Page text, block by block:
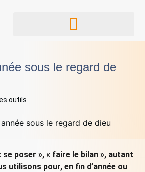
sous le regard de
outils
se poser », « faire le bilan », autant
utilisons pour, en fin d’année ou